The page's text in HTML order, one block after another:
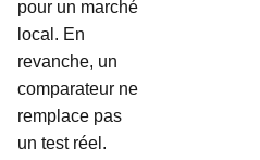
pour un marché
local. En
revanche, un
comparateur ne
remplace pas
un test réel.